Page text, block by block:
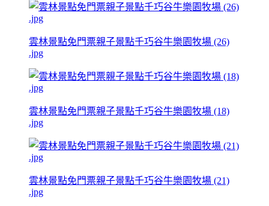
雲林景點免門票親子景點千巧谷牛樂園牧場 (26)
.jpg
雲林景點免門票親子景點千巧谷牛樂園牧場 (18)
.jpg
雲林景點免門票親子景點千巧谷牛樂園牧場 (21)
.jpg